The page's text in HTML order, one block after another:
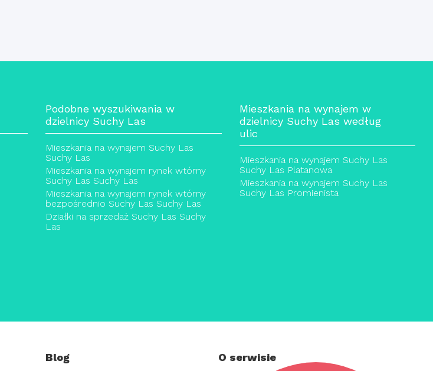
Podobne wyszukiwania w
dzielnicy Suchy Las
Mieszkania na wynajem Suchy Las
Suchy Las
Mieszkania na wynajem rynek wtórny
Suchy Las Suchy Las
Mieszkania na wynajem rynek wtórny
bezpośrednio Suchy Las Suchy Las
Działki na sprzedaż Suchy Las Suchy
Las
Mieszkania na wynajem w
dzielnicy Suchy Las według
ulic
Mieszkania na wynajem Suchy Las
Suchy Las Platanowa
Mieszkania na wynajem Suchy Las
Suchy Las Promienista
Blog O serwisie